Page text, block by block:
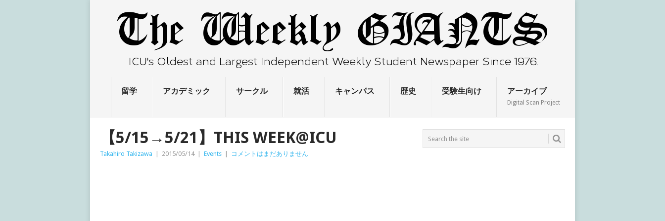
留学 アカデミック サークル 就活 キャンパス 歴史 受験生向け アーカイブ
Digital Scan Project
【5/15→5/21】THIS WEEK@ICU
Takahiro Takizawa 2015/05/14 Events コメントはまだありません